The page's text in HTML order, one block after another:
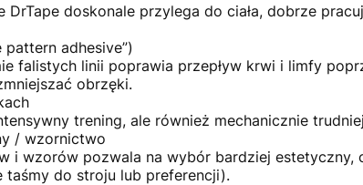
DrTape doskonale przylega do ciała, dobrze
adhesive”)
falistych linii poprawia przepływ krwi i limfy
obrzęki.
trening, ale również mechanicznie
/ wzornictwo
i wzorów pozwala na wybór bardziej
taśmy do stroju lub preferencji).